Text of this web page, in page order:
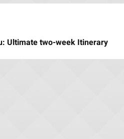
Ultimate two-week Itinerary